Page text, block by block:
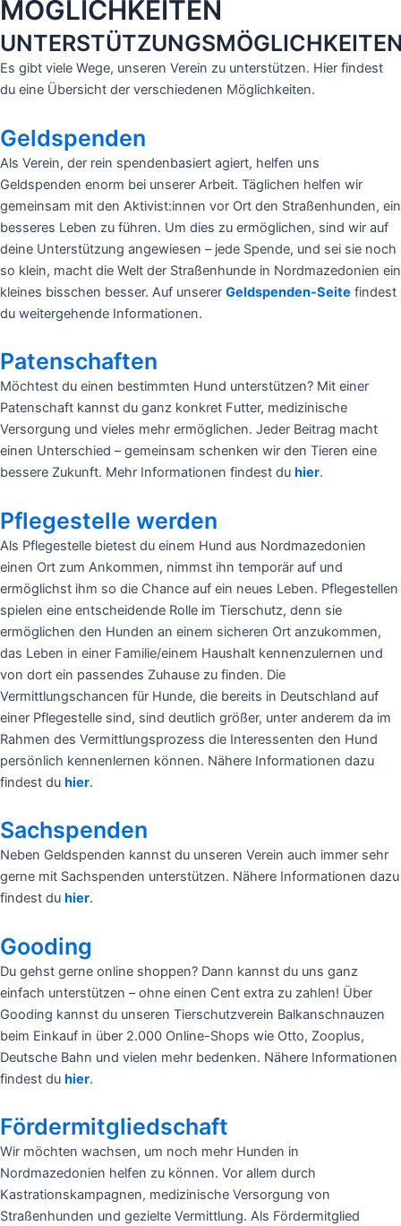
MÖGLICHKEITEN
Es gibt viele Wege, unseren Verein zu unterstützen. Hier findest
du eine Übersicht der verschiedenen Möglichkeiten.
Geldspenden
Als Verein, der rein spendenbasiert agiert, helfen uns
Geldspenden enorm bei unserer Arbeit. Täglichen helfen wir
gemeinsam mit den Aktivist:innen vor Ort den Straßenhunden, ein
besseres Leben zu führen. Um dies zu ermöglichen, sind wir auf
deine Unterstützung angewiesen – jede Spende, und sei sie noch
so klein, macht die Welt der Straßenhunde in Nordmazedonien ein
kleines bisschen besser. Auf unserer Geldspenden-Seite findest
du weitergehende Informationen.
Patenschaften
Möchtest du einen bestimmten Hund unterstützen? Mit einer
Patenschaft kannst du ganz konkret Futter, medizinische
Versorgung und vieles mehr ermöglichen. Jeder Beitrag macht
einen Unterschied – gemeinsam schenken wir den Tieren eine
bessere Zukunft. Mehr Informationen findest du hier.
Pflegestelle werden
Als Pflegestelle bietest du einem Hund aus Nordmazedonien
einen Ort zum Ankommen, nimmst ihn temporär auf und
ermöglichst ihm so die Chance auf ein neues Leben. Pflegestellen
spielen eine entscheidende Rolle im Tierschutz, denn sie
ermöglichen den Hunden an einem sicheren Ort anzukommen,
das Leben in einer Familie/einem Haushalt kennenzulernen und
von dort ein passendes Zuhause zu finden. Die
Vermittlungschancen für Hunde, die bereits in Deutschland auf
einer Pflegestelle sind, sind deutlich größer, unter anderem da im
Rahmen des Vermittlungsprozess die Interessenten den Hund
persönlich kennenlernen können. Nähere Informationen dazu
findest du hier.
Sachspenden
Neben Geldspenden kannst du unseren Verein auch immer sehr
gerne mit Sachspenden unterstützen. Nähere Informationen dazu
findest du hier.
Gooding
Du gehst gerne online shoppen? Dann kannst du uns ganz
einfach unterstützen – ohne einen Cent extra zu zahlen! Über
Gooding kannst du unseren Tierschutzverein Balkanschnauzen
beim Einkauf in über 2.000 Online-Shops wie Otto, Zooplus,
Deutsche Bahn und vielen mehr bedenken. Nähere Informationen
findest du hier.
Fördermitgliedschaft
Wir möchten wachsen, um noch mehr Hunden in
Nordmazedonien helfen zu können. Vor allem durch
Kastrationskampagnen, medizinische Versorgung von
Straßenhunden und gezielte Vermittlung. Als Fördermitglied